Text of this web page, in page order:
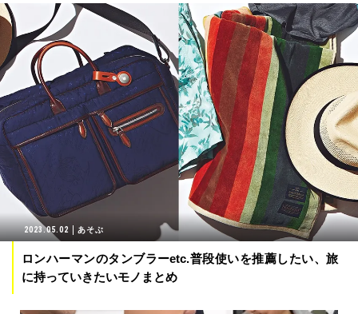
2023.05.02 あそぶ
ロンハーマンのタンブラーetc.普段使いを推薦したい、旅
に持っていきたいモノまとめ